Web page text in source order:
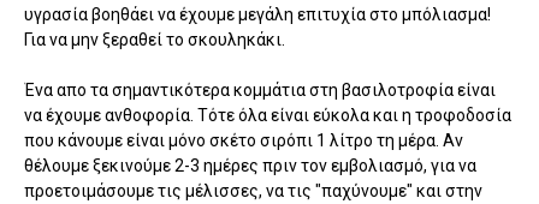
υγρασία βοηθάει να έχουμε μεγάλη επιτυχία στο μπόλιασμα!
Για να μην ξεραθεί το σκουληκάκι.
Ένα απο τα σημαντικότερα κομμάτια στη βασιλοτροφία είναι
να έχουμε ανθοφορία. Τότε όλα είναι εύκολα και η τροφοδοσία
που κάνουμε είναι μόνο σκέτο σιρόπι 1 λίτρο τη μέρα. Αν
θέλουμε ξεκινούμε 2-3 ημέρες πριν τον εμβολιασμό, για να
προετοιμάσουμε τις μέλισσες, να τις "παχύνουμε" και στην